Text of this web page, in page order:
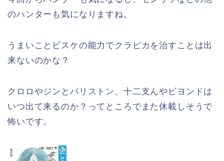
のハンターも気になりますね。
うまいことビスケの能力でクラピカを治すことは出
来ないのかな？
クロロやジンとパリストン、十二支んやビヨンドは
いつ出て来るのか？ってところでまた休載しそうで
怖いです。